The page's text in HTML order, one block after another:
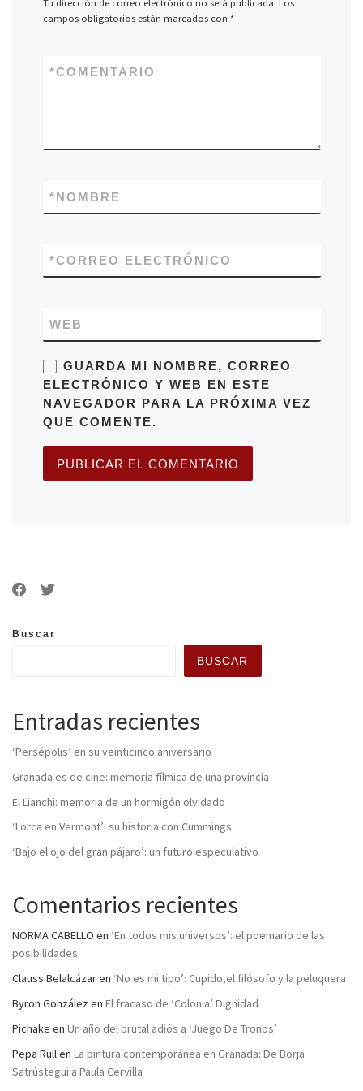
Tu dirección de correo electrónico no será publicada.
Los
campos obligatorios están marcados con *
COMENTARIO
*
NOMBRE
*
CORREO ELECTRÓNICO
*
WEB
GUARDA MI NOMBRE, CORREO
ELECTRÓNICO Y WEB EN ESTE
NAVEGADOR PARA LA PRÓXIMA VEZ
QUE COMENTE.
Buscar
BUSCAR
Entradas recientes
‘Persépolis’ en su veinticinco aniversario
Granada es de cine: memoria fílmica de una provincia
El Lianchi: memoria de un hormigón olvidado
‘Lorca en Vermont’: su historia con Cummings
‘Bajo el ojo del gran pájaro’: un futuro especulativo
Comentarios recientes
NORMA CABELLO en ‘En todos mis universos’: el poemario de las
posibilidades
Clauss Belalcázaren ‘No es mi tipo’: Cupido,el filósofo y la peluquera
Byron González en El fracaso de ‘Colonia’ Dignidad
Pichake en Un año del brutal adiós a ‘Juego De Tronos’
Pepa Rullen La pintura contemporánea en Granada: De Borja
Satrústegui a Paula Cervilla